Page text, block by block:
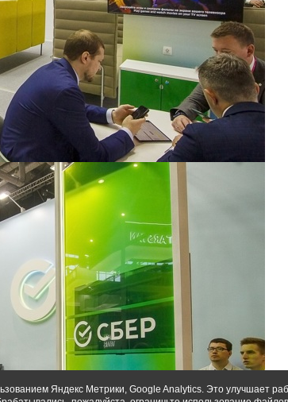
Яндекс Метрики, Google Analytics. Это улучшает